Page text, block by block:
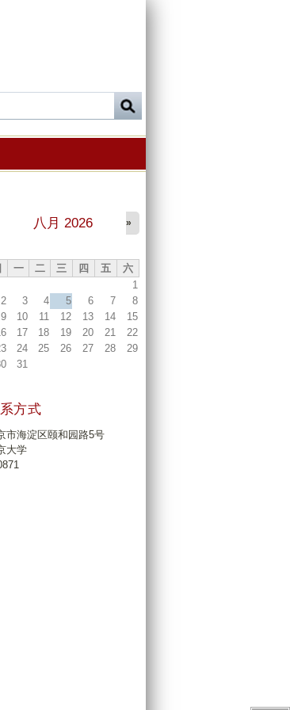
八月 2026 »
一 二 三 四 五
六
1
2
3 4 5 6 7
8
9
10 11 12 13 14
15
17 18 19 20 21
22
24 25 26 27 28
29
31
方式
市海淀区颐和园路5号
大学